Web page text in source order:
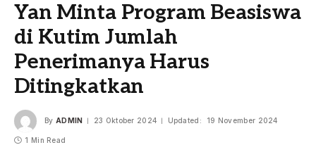
Yan Minta Program Beasiswa
di Kutim Jumlah
Penerimanya Harus
Ditingkatkan
By ADMIN 23 Oktober 2024 Updated: 19 November 2024
1 Min Read